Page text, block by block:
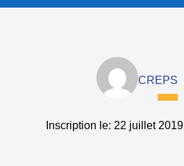
CREPS
Inscription le: 22 juillet 2019